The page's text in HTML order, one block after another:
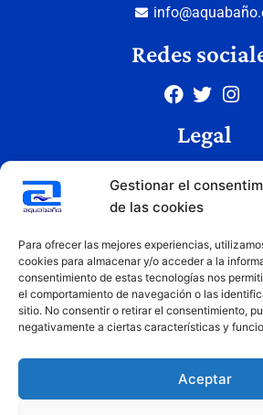
Gestionar el
de las cookies
Para ofrecer las mejores experiencias,
cookies para almacenar y/o acceder a la
consentimiento de estas tecnologías nos
el comportamiento de navegación o las
sitio. No consentir o retirar el consentimiento,
negativamente a ciertas características y
Aceptar
Redes
Legal
Política de
Condiciones de
Copyright © 2026 Aquabaño | Todos los
Diseñado porInnovation